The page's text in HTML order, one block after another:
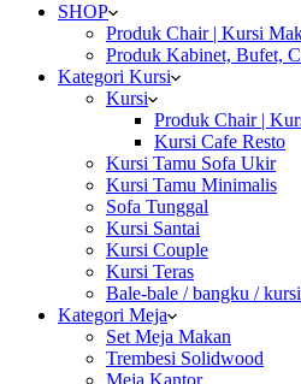
SHOP
Produk Chair | Kursi
Produk Kabinet, Bufet,
Kategori Kursi
Kursi
Produk Chair |
Kursi Cafe Resto
Kursi Tamu Sofa Ukir
Kursi Tamu Minimalis
Sofa Tunggal
Kursi Santai
Kursi Couple
Kursi Teras
Bale-bale / bangku /
Kategori Meja
Set Meja Makan
Trembesi Solidwood
Meja Kantor